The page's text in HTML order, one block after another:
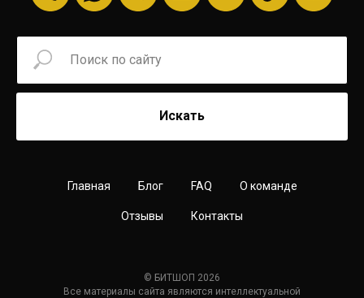
Искать
Главная Блог FAQ О команде
Отзывы Контакты
© БИТШОП 2026
Все материалы сайта являются интеллектуальной